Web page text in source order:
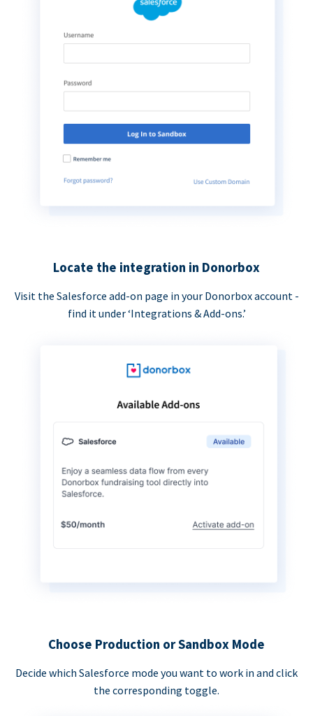
Locate the integration in Donorbox
Visit the Salesforce add-on page in your Donorbox account -
find it under ‘Integrations & Add-ons.’
Choose Production or Sandbox Mode
Decide which Salesforce mode you want to work in and click
the corresponding toggle.